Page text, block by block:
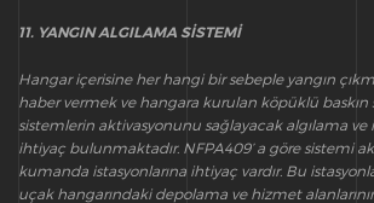
11. YANGIN ALGILAMA SİSTEMİ
Hangar içerisine her hangi bir sebeple yangın
haber vermek ve hangara kurulan köpüklü baskın
sistemlerin aktivasyonunu sağlayacak algılama ve
ihtiyaç bulunmaktadır. NFPA409’ a göre sistemi
kumanda istasyonlarına ihtiyaç vardır. Bu
uçak hangarındaki depolama ve hizmet